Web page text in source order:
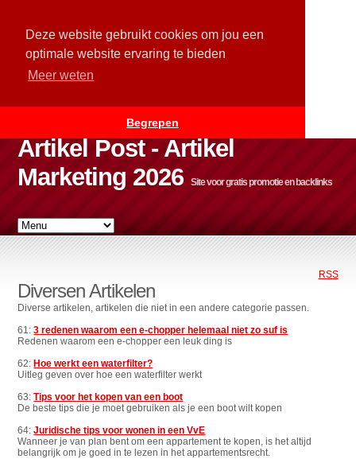
Deze website gebruikt cookies om jou een
optimale website ervaring te bieden
Meer weten
Begrepen
Artikel Post - Artikel
Marketing 2026
Site voor gratis promotie en backlinks
RSS
Diversen Artikelen
Diverse artikelen, artikelen die niet in een andere categorie passen.
61:3 redenen waarom een e-chopper helemaal niet zo suf is
Redenen waarom een e-chopper een leuk ding is
62:Hoe werkt een waterfilter?
Uitleg geven over hoe een waterfilter werkt
63:Tips voor het kopen van een boot
De beste tips die je moet gebruiken als je een boot wilt kopen
64:Juridische tips voor wonen in een VvE
Wanneer je van plan bent om een appartement te kopen, is het altijd
belangrijk om je goed in te lezen in het appartementsrecht.